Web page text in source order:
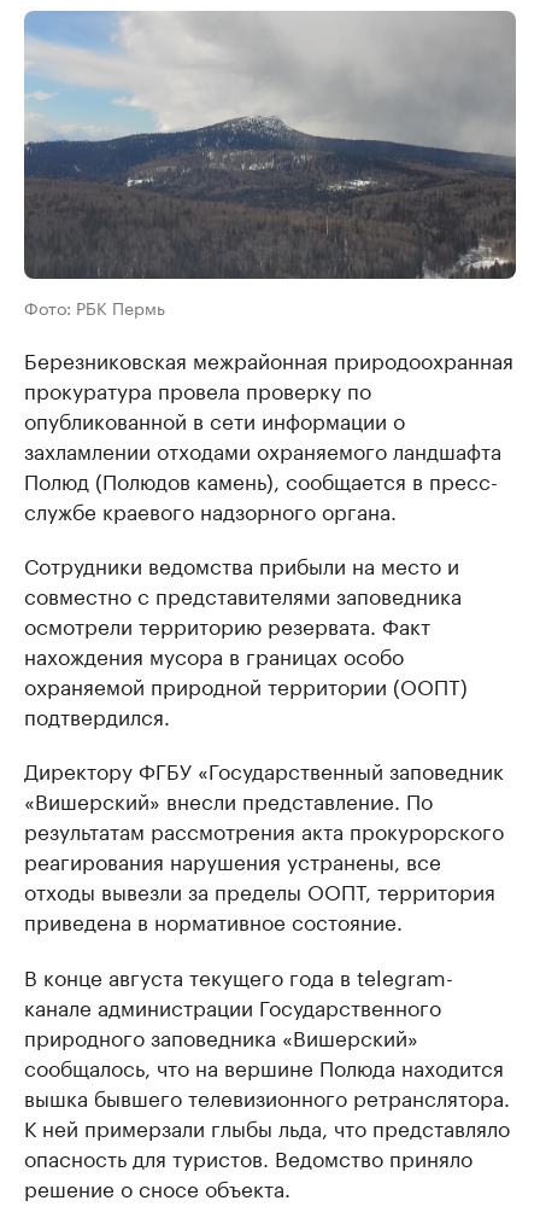
Фото: РБК Пермь
Березниковская межрайонная природоохранная
прокуратура провела проверку по
опубликованной в сети информации о
захламлении отходами охраняемого ландшафта
Полюд (Полюдов камень), сообщается в пресс-
службе краевого надзорного органа.
Сотрудники ведомства прибыли на место и
совместно с представителями заповедника
осмотрели территорию резервата. Факт
нахождения мусора в границах особо
охраняемой природной территории (ООПТ)
подтвердился.
Директору ФГБУ «Государственный заповедник
«Вишерский» внесли представление. По
результатам рассмотрения акта прокурорского
реагирования нарушения устранены, все
отходы вывезли за пределы ООПТ, территория
приведена в нормативное состояние.
В конце августа текущего года в telegram-
канале администрации Государственного
природного заповедника «Вишерский»
сообщалось, что на вершине Полюда находится
вышка бывшего телевизионного ретранслятора.
К ней примерзали глыбы льда, что представляло
опасность для туристов. Ведомство приняло
решение о сносе объекта.